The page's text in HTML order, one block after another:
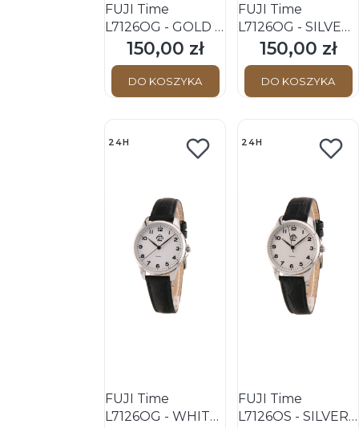
FUJI Time
L7126QG - GOLD -
Damski - Zegarek
kwarcowy na
pasku
Cena
150,00 zł
DO KOSZYKA
FUJI Time
L7126QG - SILVER
- Damski - Zegarek
kwarcowy na
pasku
Cena
150,00 zł
DO KOSZYKA
24H
FUJI Time
L7126QG - WHITE
24H
FUJI Time
L7126QS - SILVER -